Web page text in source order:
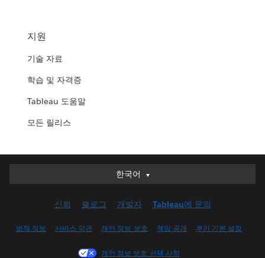
지원
기술 자료
학습 및 자격증
Tableau 도움말
모든 릴리스
한국어
한국어
English (UK)
Français (Canada)
신뢰 블로그 개발자 Tableau에 문의
법적 정보 서비스 약관 개인 정보 보호 책임 공개 쿠키 기본 설정
개인 정보 보호 선택 사항